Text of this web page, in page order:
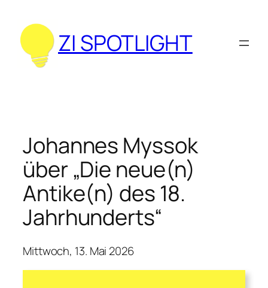
Inhalt
springen
ZI SPOTLIGHT
Johannes Myssok
über „Die neue(n)
Antike(n) des 18.
Jahrhunderts“
Mittwoch, 13. Mai 2026